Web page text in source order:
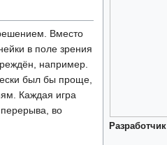
Разработчик
Вместо
в поле зрения
например.
был бы проще,
Каждая игра
во